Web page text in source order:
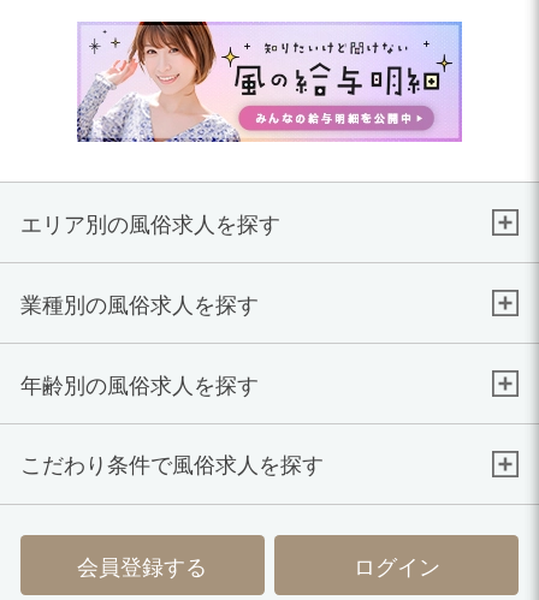
エリア別の風俗求人を探す
業種別の風俗求人を探す
年齢別の風俗求人を探す
こだわり条件で風俗求人を探す
会員登録する ログイン